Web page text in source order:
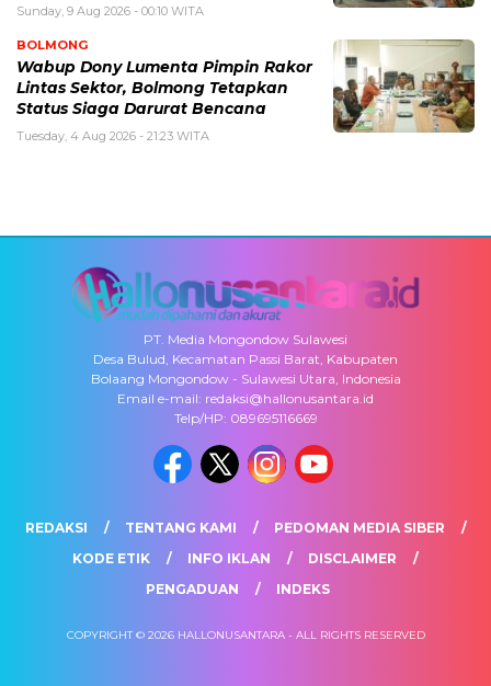
Sunday, 9 Aug 2026 - 00:10 WITA
BOLMONG
Wabup Dony Lumenta Pimpin Rakor
Lintas Sektor, Bolmong Tetapkan
Status Siaga Darurat Bencana
Tuesday, 4 Aug 2026 - 21:23 WITA
PT. Media Mongondow Sulawesi
Desa Bulud, Kecamatan Passi Barat, Kabupaten
Bolaang Mongondow - Sulawesi Utara, Indonesia
Email e-mail: redaksi@hallonusantara.id
Telp/HP: 089695116669
REDAKSI TENTANG KAMI
PEDOMAN MEDIA SIBER
KODE ETIK
INFO IKLAN
DISCLAIMER
PENGADUAN
INDEKS
COPYRIGHT © 2026 HALLONUSANTARA - ALL RIGHTS RESERVED